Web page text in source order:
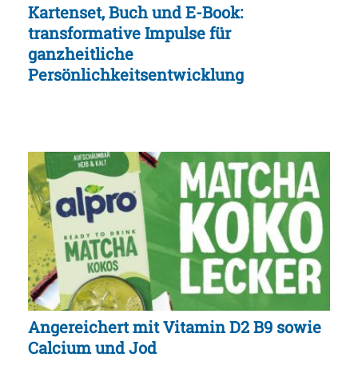
Kartenset, Buch und E-Book:
transformative Impulse für
ganzheitliche
Persönlichkeitsentwicklung
Angereichert mit Vitamin D2 B9 sowie
Calcium und Jod